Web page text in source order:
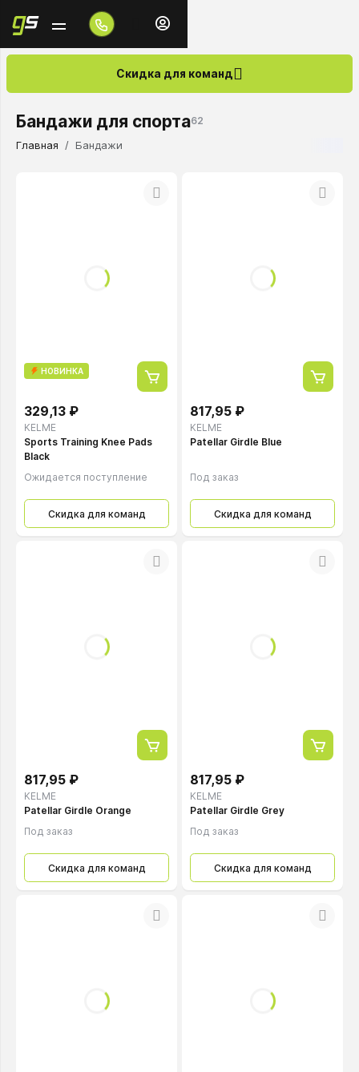
Скидка для команд
Бандажи для спорта62
Главная Бандажи
НОВИНКА
KELME
329,13 ₽
Sports Training Knee Pads
Black
Ожидается поступление
Скидка для команд
KELME
817,95 ₽
Patellar Girdle Blue
Под заказ
Скидка для команд
KELME
817,95 ₽
Patellar Girdle Orange
Под заказ
Скидка для команд
KELME
817,95 ₽
Patellar Girdle Grey
Под заказ
Скидка для команд